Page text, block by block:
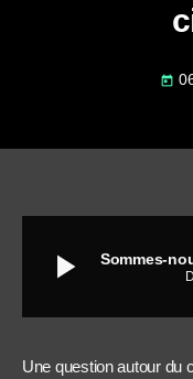
today
play_arrow Sommes-
Une question autour du